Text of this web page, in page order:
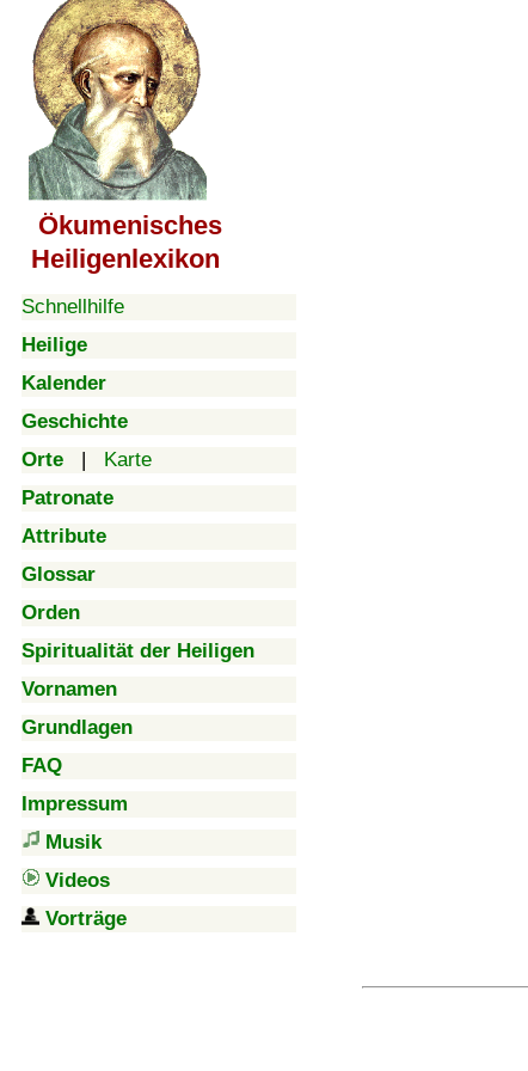
Ökumenisches
Heiligenlexikon
Schnellhilfe
Heilige
Kalender
Geschichte
Orte | Karte
Patronate
Attribute
Glossar
Orden
Spiritualität der Heiligen
Vornamen
Grundlagen
FAQ
Impressum
Musik
Videos
Vorträge